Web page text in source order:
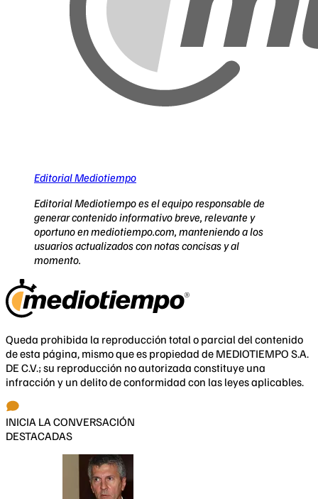
Editorial Mediotiempo
Editorial Mediotiempo es el equipo responsable de
generar contenido informativo breve, relevante y
oportuno en mediotiempo.com, manteniendo a los
usuarios actualizados con notas concisas y al
momento.
Queda prohibida la reproducción total o parcial del contenido
de esta página, mismo que es propiedad de MEDIOTIEMPO S.A.
DE C.V.; su reproducción no autorizada constituye una
infracción y un delito de conformidad con las leyes aplicables.
INICIA LA CONVERSACIÓN
DESTACADAS